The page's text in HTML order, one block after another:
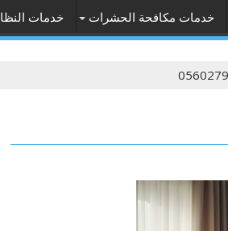
خدمات مكافحة الحشرات خدمات